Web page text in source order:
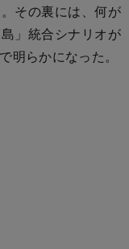
その裏には、何が
」統合シナリオが
明らかになった。